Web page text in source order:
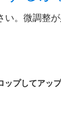
。微調整
ップしてアッ